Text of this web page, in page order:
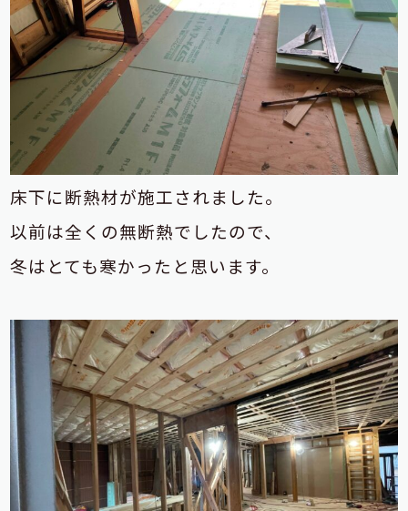
床下に断熱材が施工されました。
以前は全くの無断熱でしたので、
冬はとても寒かったと思います。